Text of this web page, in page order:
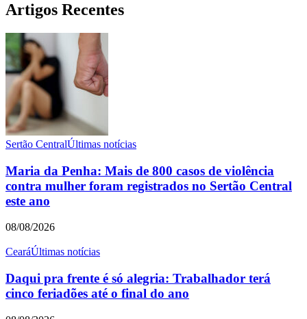
Artigos Recentes
Sertão CentralÚltimas notícias
Maria da Penha: Mais de 800 casos de violência
contra mulher foram registrados no Sertão Central
este ano
08/08/2026
CearáÚltimas notícias
Daqui pra frente é só alegria: Trabalhador terá
cinco feriadões até o final do ano